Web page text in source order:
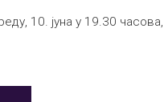
10. јуна у 19.30 часова,